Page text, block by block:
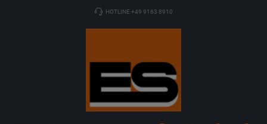
HOTLINE +49 9163 8910